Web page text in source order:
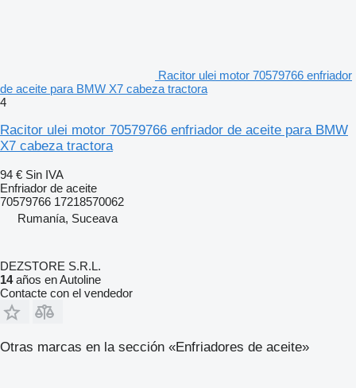
Racitor ulei motor 70579766 enfriador
de aceite para BMW X7 cabeza tractora
4
Racitor ulei motor 70579766 enfriador de aceite para BMW
X7 cabeza tractora
94 € Sin IVA
Enfriador de aceite
70579766 17218570062
Rumanía, Suceava
DEZSTORE S.R.L.
14años en Autoline
Contacte con el vendedor
Otras marcas en la sección «Enfriadores de aceite»